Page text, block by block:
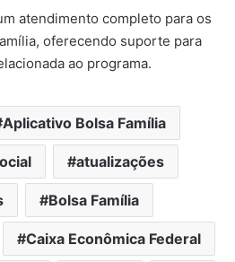
atendimento completo para os
oferecendo suporte para
ao programa.
Aplicativo Bolsa Família
atualizações
Bolsa Família
Caixa Econômica Federal